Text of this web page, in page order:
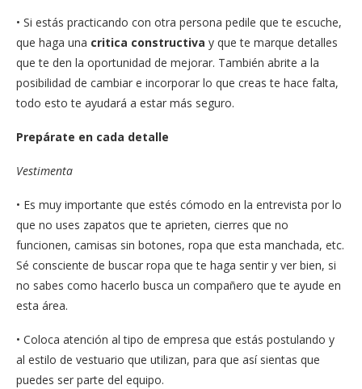
• Si estás practicando con otra persona pedile que te escuche,
que haga una critica constructiva y que te marque detalles
que te den la oportunidad de mejorar. También abrite a la
posibilidad de cambiar e incorporar lo que creas te hace falta,
todo esto te ayudará a estar más seguro.
Prepárate en cada detalle
Vestimenta
• Es muy importante que estés cómodo en la entrevista por lo
que no uses zapatos que te aprieten, cierres que no
funcionen, camisas sin botones, ropa que esta manchada, etc.
Sé consciente de buscar ropa que te haga sentir y ver bien, si
no sabes como hacerlo busca un compañero que te ayude en
esta área.
• Coloca atención al tipo de empresa que estás postulando y
al estilo de vestuario que utilizan, para que así sientas que
puedes ser parte del equipo.